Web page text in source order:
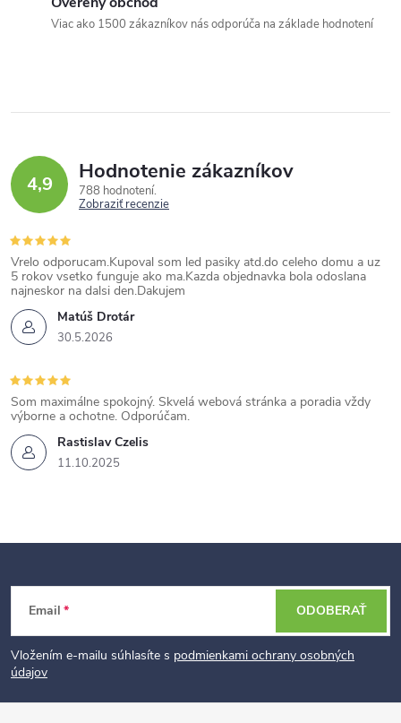
y
v
p
i
s
u
Viac ako 1500 zákazníkov nás odporúča na základe hodnotení
4,9 Hodnotenie zákazníkov
788 hodnotení
Zobraziť recenzie
Matúš Drotár
30.5.2026
Vrelo odporucam.Kupoval som led pasiky atd.do celeho domu a uz
5 rokov vsetko funguje ako ma.Kazda objednavka bola odoslana
najneskor na dalsi den.Dakujem
Rastislav Czelis
11.10.2025
Som maximálne spokojný. Skvelá webová stránka a poradia vždy
výborne a ochotne. Odporúčam.
t
Email
Vložením e-mailu súhlasíte s podmienkami ochrany osobných
údajov
ODOBERAŤ